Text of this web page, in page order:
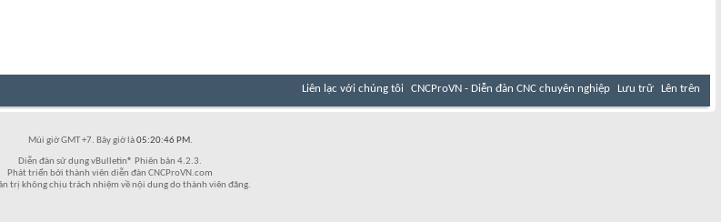
Liên lạc với chúng tôi CNCProVN - Diễn đàn CNC chuyên nghiệp Lưu trữ Lên trên
Múi giờ GMT +7. Bây giờ là05:20:46 PM.
Diễn đàn sử dụng vBulletin® Phiên bản 4.2.3.
Phát triển bởi thành viên diễn đàn CNCProVN.com
trị không chịu trách nhiệm về nội dung do thành viên đăng.